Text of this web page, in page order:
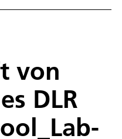
von
DLR